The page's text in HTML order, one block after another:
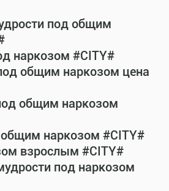
под общим
наркозом #CITY#
общим наркозом цена
общим наркозом
наркозом #CITY#
взрослым #CITY#
под наркозом